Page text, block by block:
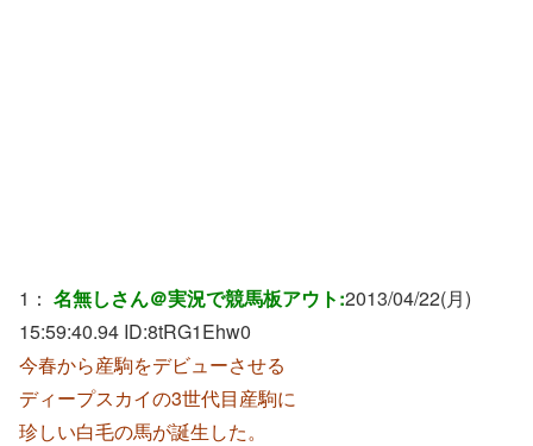
1： 名無しさん＠実況で競馬板アウト:2013/04/22(月)
15:59:40.94 ID:8tRG1Ehw0
今春から産駒をデビューさせる
ディープスカイの3世代目産駒に
珍しい白毛の馬が誕生した。